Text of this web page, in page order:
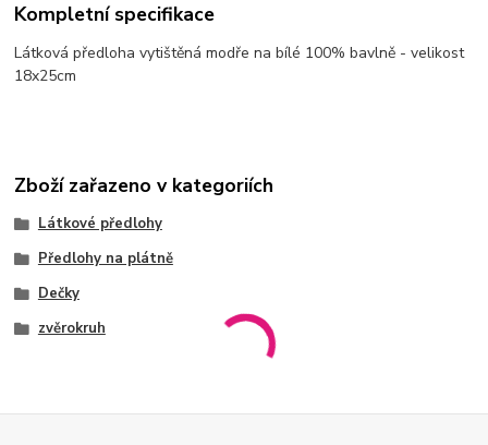
Kompletní specifikace
Látková předloha vytištěná modře na bílé 100% bavlně - velikost
18x25cm
Zboží zařazeno v kategoriích
Látkové předlohy
Předlohy na plátně
Dečky
zvěrokruh